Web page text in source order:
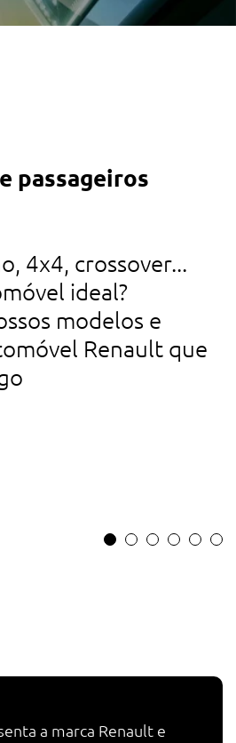
passageiros
4x4, crossover...
ideal?
modelos e
Renault que
a marca Renault e